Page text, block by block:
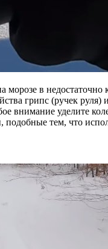
в недостаточно
грипс (ручек
внимание уделите
подобные тем, что